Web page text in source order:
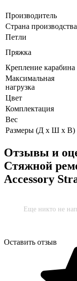
Производитель
Страна производства
Петли
Пряжка
Крепление карабина
Максимальная
нагрузка
Цвет
Комплектация
Вес
Размеры (Д х Ш х В)
Отзывы и
Стяжной
Accessory
Еще никто не
Оставить отзыв